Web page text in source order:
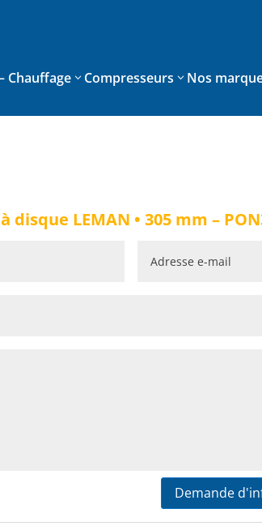
Scies à panneaux
Scies à ruban bois
Chauffage Compresseurs Nos
disque LEMAN • 305 mm –
Demande